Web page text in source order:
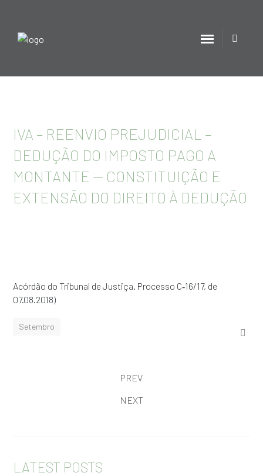
IVA – REENVIO PREJUDICIAL –
DEDUÇÃO DO IMPOSTO PAGO A
MONTANTE — CONSTITUIÇÃO E
EXTENSÃO DO DIREITO À DEDUÇÃO
Acórdão do Tribunal de Justiça. Processo C‑16/17, de
07.08.2018)
Setembro
PREV
NEXT
LATEST POSTS